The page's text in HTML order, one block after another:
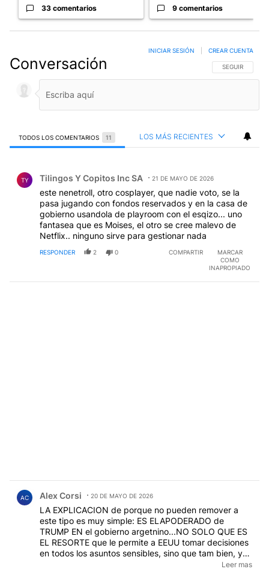
33 comentarios 9 comentarios
Conversación SIGA ESTA
SEGUIR
INICIAR SESIÓN CREAR CUENTA
TODOS LOS COMENTARIOS 11 LOS MÁS RECIENTES
TY Tilingos Y Copitos Inc SA 21 DE MAYO DE 2026
este nenetroll, otro cosplayer, que nadie voto, se la
pasa jugando con fondos reservados y en la casa de
gobierno usandola de playroom con el esqizo... uno
fantasea que es Moises, el otro se cree malevo de
Netflix.. ninguno sirve para gestionar nada
RESPONDER 2 0 COMPARTIR
MARCAR
COMO
INAPROPIADO
AC Alex Corsi 20 DE MAYO DE 2026
LA EXPLICACION de porque no pueden remover a
este tipo es muy simple: ES ELAPODERADO de
TRUMP EN el gobierno argetnino...NO SOLO QUE ES
EL RESORTE que le permite a EEUU tomar decisiones
en todos los asuntos sensibles, sino que tam bien, y
gracias a el, los norteamericanos saben todo lo que
Leer mas